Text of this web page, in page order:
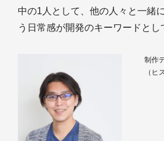
中の1人として、他の人々と一緒
う日常感が開発のキーワードとし
制作
（ヒ